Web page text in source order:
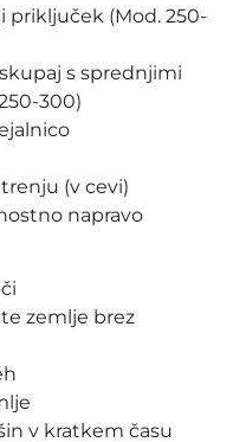
priključek (Mod. 250-
s sprednjimi
300)
(v cevi)
napravo
zemlje brez
v kratkem času